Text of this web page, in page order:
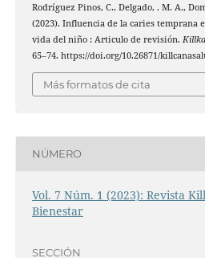
Rodríguez Pinos, C., Delgado, . M. A.,
(2023). Influencia de la caries temprana
vida del niño : Articulo de revisión.
65–74. https://doi.org/10.26871/
Más formatos de cita
NÚMERO
Vol. 7 Núm. 1 (2023): Revista
Bienestar
SECCIÓN